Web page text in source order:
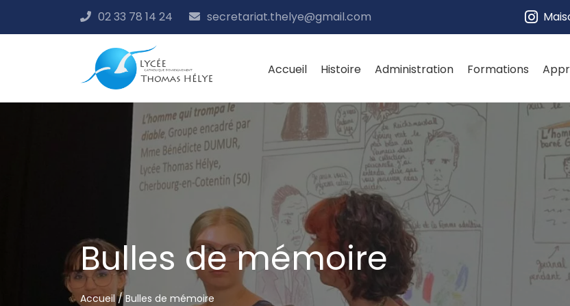
02 33 78 14 24 secretariat.thelye@gmail.com
Accueil Histoire Administration Formations
Bulles de mémoire
Accueil/Bulles de mémoire